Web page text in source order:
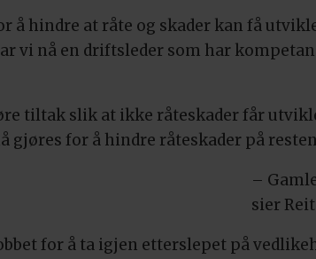
å hindre at råte og skader kan få
vi nå en driftsleder som har
tiltak slik at ikke råteskader får
for å hindre råteskader på
–
sier
for å ta igjen etterslepet på